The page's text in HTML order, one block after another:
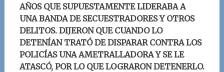
AÑOS QUE SUPUESTAMENTE LIDERABA A
UNA BANDA DE SECUESTRADORES Y OTROS
DELITOS. DIJERON QUE CUANDO LO
DETENÍAN TRATÓ DE DISPARAR CONTRA LOS
POLICÍAS UNA AMETRALLADORA Y SE LE
ATASCÓ, POR LO QUE LOGRARON DETENERLO.